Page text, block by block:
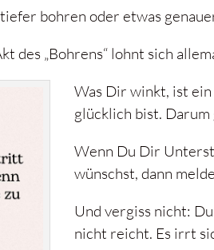
bohren oder etwas
des „Bohrens“ lohnt sich
Was Dir winkt, ist
glücklich bist. Darum
Wenn Du Dir
wünschst, dann
Und vergiss nicht:
nicht reicht. Es irrt